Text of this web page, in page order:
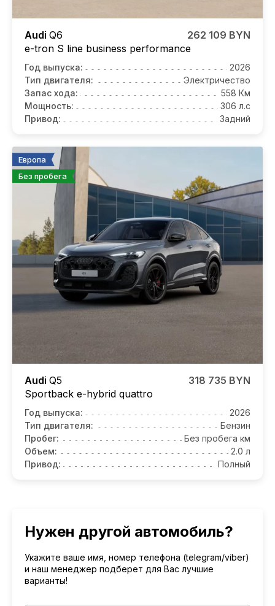
Audi Q6
e-tron S line business performance
262 109 BYN
Год выпуска:
2026
Тип двигателя:
Электричество
Запас хода:
558 Км
Мощность:
306 л.с
Привод:
Задний
Европа
Без пробега
Audi Q5
Sportback e-hybrid quattro
318 735 BYN
Год выпуска:
2026
Тип двигателя:
Бензин
Пробег:
Без пробега км
Объем:
2.0 л
Привод:
Полный
Нужен другой автомобиль?
Укажите ваше имя, номер телефона (telegram/viber)
и наш менеджер подберет для Вас лучшие
варианты!